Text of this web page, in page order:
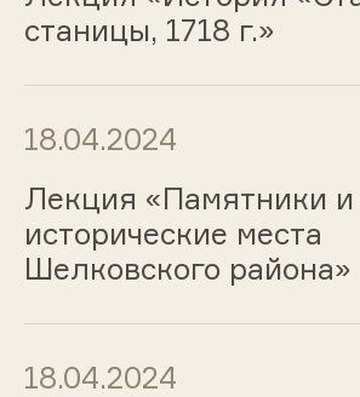
станицы, 1718 г.»
18.04.2024
Лекция «Памятники и
исторические места
Шелковского района»
18.04.2024